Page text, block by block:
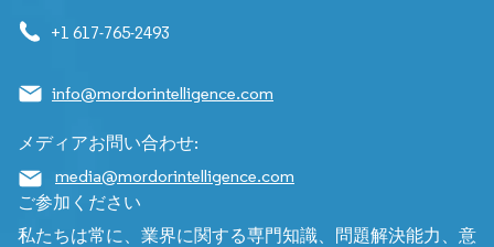
+1 617-765-2493
info@mordorintelligence.com
メディアお問い合わせ:
media@mordorintelligence.com
ご参加ください
私たちは常に、業界に関する専門知識、問題解決能力、意